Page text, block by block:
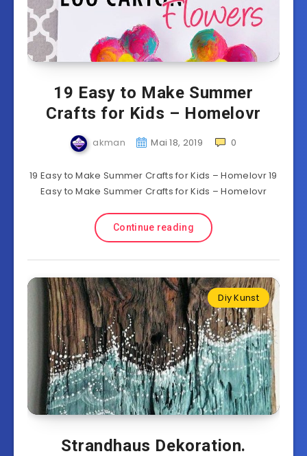
19 Easy to Make Summer
Crafts for Kids – Homelovr
akman Mai 18, 2019 0
19 Easy to Make Summer Crafts for Kids – Homelovr 19
Easy to Make Summer Crafts for Kids – Homelovr
Continue reading
Diy Kunst
Strandhaus Dekoration.